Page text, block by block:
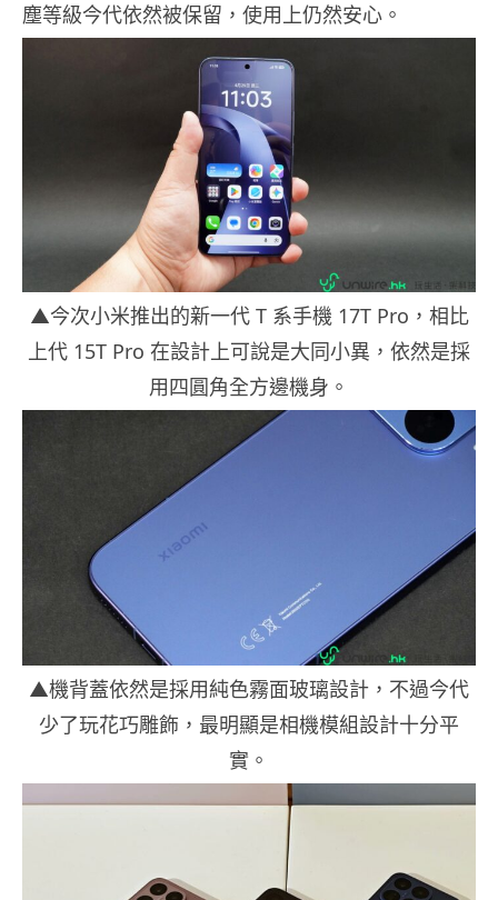
塵等級今代依然被保留，使用上仍然安心。
▲今次小米推出的新一代 T 系手機 17T Pro，相比
上代 15T Pro 在設計上可說是大同小異，依然是採
用四圓角全方邊機身。
▲機背蓋依然是採用純色霧面玻璃設計，不過今代
少了玩花巧雕飾，最明顯是相機模組設計十分平
實。